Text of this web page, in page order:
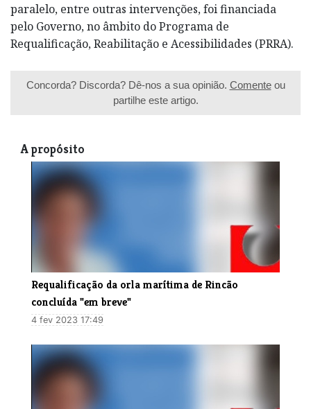
paralelo, entre outras intervenções, foi financiada
pelo Governo, no âmbito do Programa de
Requalificação, Reabilitação e Acessibilidades (PRRA).
Concorda? Discorda? Dê-nos a sua opinião. Comenteou
partilhe este artigo.
A propósito
Requalificação da orla marítima de Rincão
concluída "em breve"
4 fev 2023 17:49